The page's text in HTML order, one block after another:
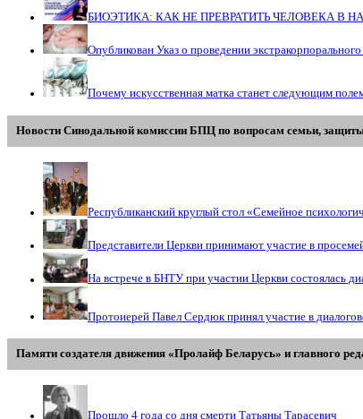
БИОЭТИКА: КАК НЕ ПРЕВРАТИТЬ ЧЕЛОВЕКА В
Опубликован Указ о проведении
Почему искусственная матка станет следующим
Новости Синодальной комиссии БПЦ по вопросам семьи, защиты
Республиканский круглый стол «Семейное
Представители Церкви принимают участие в
На встрече в БНТУ при участии Церкви состоялась
Протоиерей Павел Сердюк принял участие в
Памяти создателя движения «Пролайф Беларусь» и главного
Прошло 4 года со дня смерти Татьяны Тарасевич